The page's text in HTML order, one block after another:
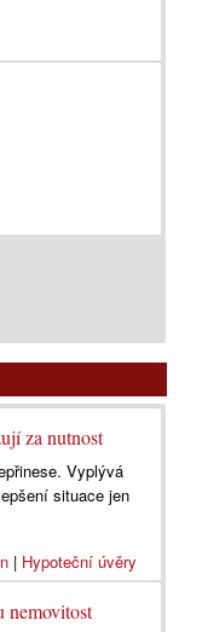
za nutnost
Vyplývá
situace jen
| Hypoteční úvěry
nemovitost